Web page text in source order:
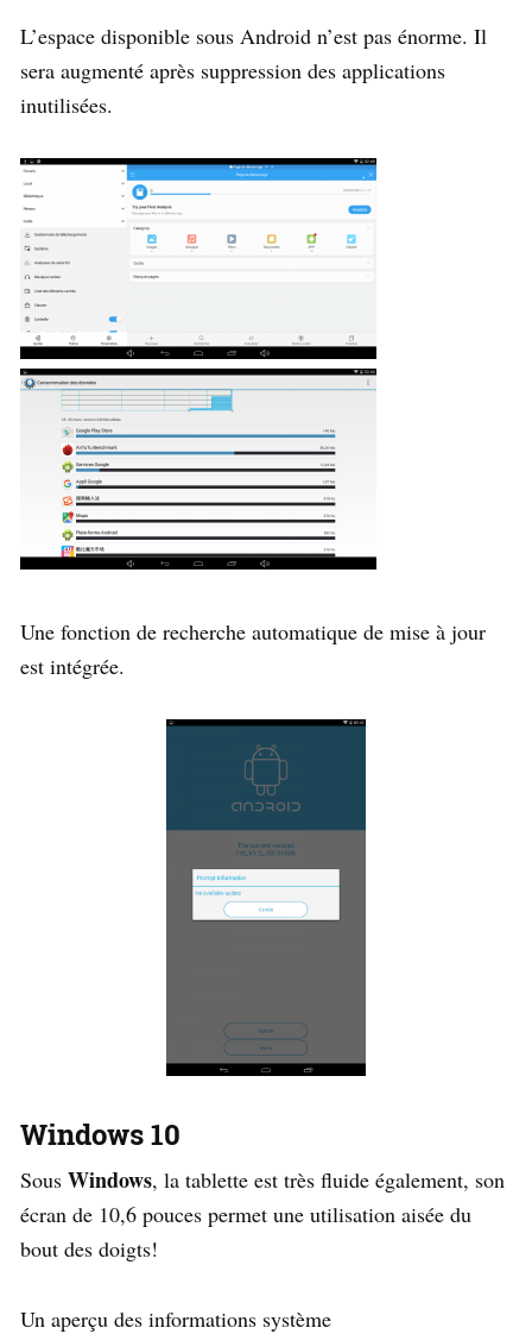
L’espace disponible sous Android n’est pas énorme. Il
sera augmenté après suppression des applications
inutilisées.
Une fonction de recherche automatique de mise à jour
est intégrée.
Windows 10
Sous Windows, la tablette est très fluide également, son
écran de 10,6 pouces permet une utilisation aisée du
bout des doigts!
Un aperçu des informations système